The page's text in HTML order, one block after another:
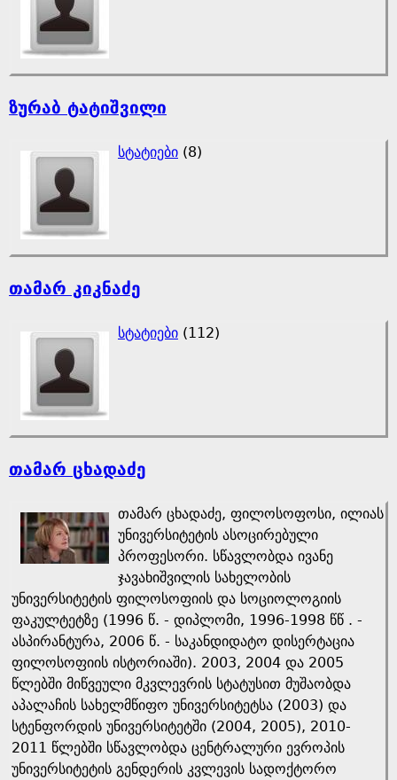
ზურაბ ტატიშვილი
სტატიები (8)
თამარ კიკნაძე
სტატიები (112)
თამარ ცხადაძე
თამარ ცხადაძე, ფილოსოფოსი, ილიას
უნივერსიტეტის ასოცირებული
პროფესორი. სწავლობდა ივანე
ჯავახიშვილის სახელობის
უნივერსიტეტის ფილოსოფიის და სოციოლოგიის
ფაკულტეტზე (1996 წ. - დიპლომი, 1996-1998 წწ . -
ასპირანტურა, 2006 წ. - საკანდიდატო დისერტაცია
ფილოსოფიის ისტორიაში). 2003, 2004 და 2005
წლებში მიწვეული მკვლევრის სტატუსით მუშაობდა
აპალაჩის სახელმწიფო უნივერსიტეტსა (2003) და
სტენფორდის უნივერსიტეტში (2004, 2005), 2010-
2011 წლებში სწავლობდა ცენტრალური ევროპის
უნივერსიტეტის გენდერის კვლევის სადოქტორო